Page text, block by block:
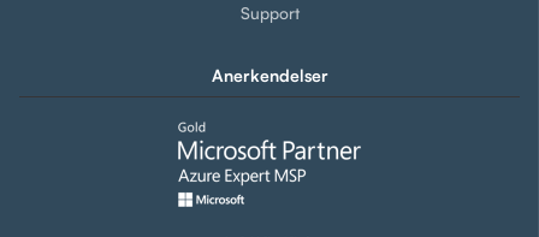
Support
Anerkendelser